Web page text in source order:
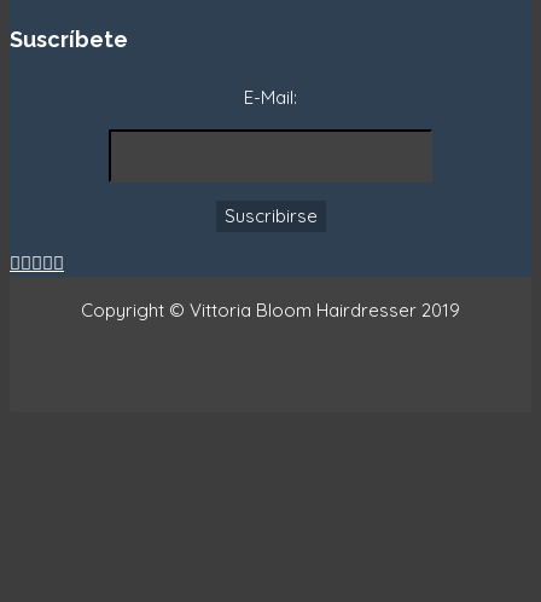
Suscríbete
E-Mail:

Copyright © Vittoria Bloom Hairdresser 2019